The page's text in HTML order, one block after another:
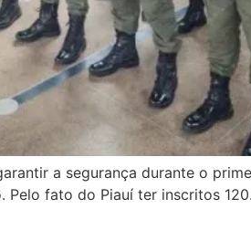
a segurança durante o
fato do Piauí ter inscritos